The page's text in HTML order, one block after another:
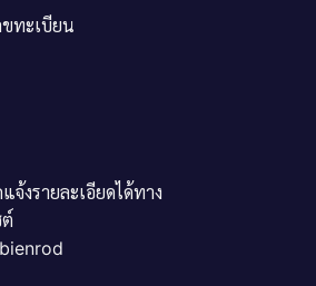
ขทะเบียน
จ้งรายละเอียดได้ทาง